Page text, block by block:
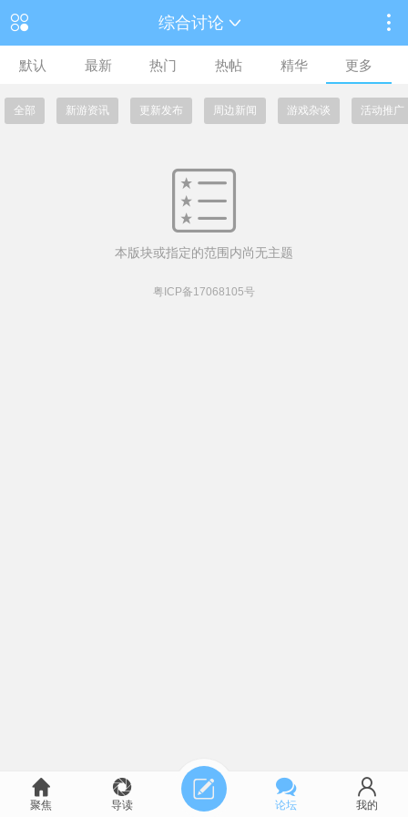
综合讨论
默认 最新 热门 热帖 精华 更多
全部 新游资讯 更新发布 周边新闻 游戏杂谈 活动推广
本版块或指定的范围内尚无主题
粤ICP备17068105号
聚焦 导读 论坛 我的